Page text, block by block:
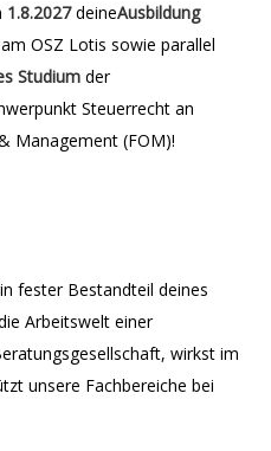
1.8.2027deineAusbildung
am OSZ Lotis sowie parallel
Studium der
Steuerrecht an
Management (FOM)!
fester Bestandteil deines
Arbeitswelt einer
wirkst im
unsere Fachbereiche bei